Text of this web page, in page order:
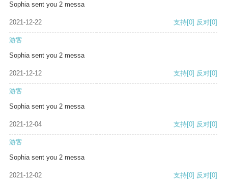
Sophia sent you 2 messa
2021-12-22 支持[0] 反对[0]
游客
Sophia sent you 2 messa
2021-12-12 支持[0] 反对[0]
游客
Sophia sent you 2 messa
2021-12-04 支持[0] 反对[0]
游客
Sophia sent you 2 messa
2021-12-02 支持[0] 反对[0]